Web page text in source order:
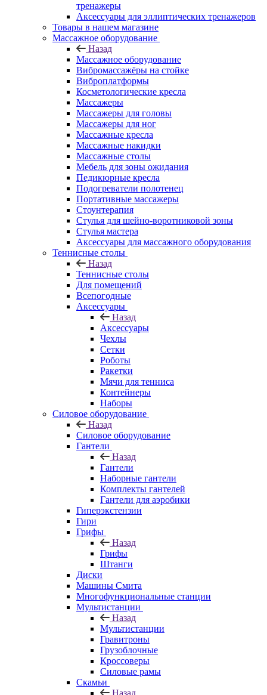
тренажеры
Аксессуары для эллиптических тренажеров
Товары в нашем магазине
Массажное оборудование
Назад
Массажное оборудование
Вибромассажёры на стойке
Виброплатформы
Косметологические кресла
Массажеры
Массажеры для головы
Массажеры для ног
Массажные кресла
Массажные накидки
Массажные столы
Мебель для зоны ожидания
Педикюрные кресла
Подогреватели полотенец
Портативные массажеры
Стоунтерапия
Стулья для шейно-воротниковой зоны
Стулья мастера
Аксессуары для массажного оборудования
Теннисные столы
Назад
Теннисные столы
Для помещений
Всепогодные
Аксессуары
Назад
Аксессуары
Чехлы
Сетки
Роботы
Ракетки
Мячи для тенниса
Контейнеры
Наборы
Силовое оборудование
Назад
Силовое оборудование
Гантели
Назад
Гантели
Наборные гантели
Комплекты гантелей
Гантели для аэробики
Гиперэкстензии
Гири
Грифы
Назад
Грифы
Штанги
Диски
Машины Смита
Многофункциональные станции
Мультистанции
Назад
Мультистанции
Гравитроны
Грузоблочные
Кроссоверы
Силовые рамы
Скамьи
Назад